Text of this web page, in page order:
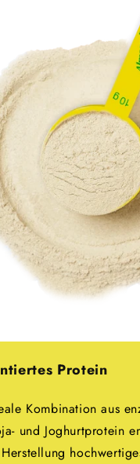
Protein
Kombination aus
und Joghurtprotein